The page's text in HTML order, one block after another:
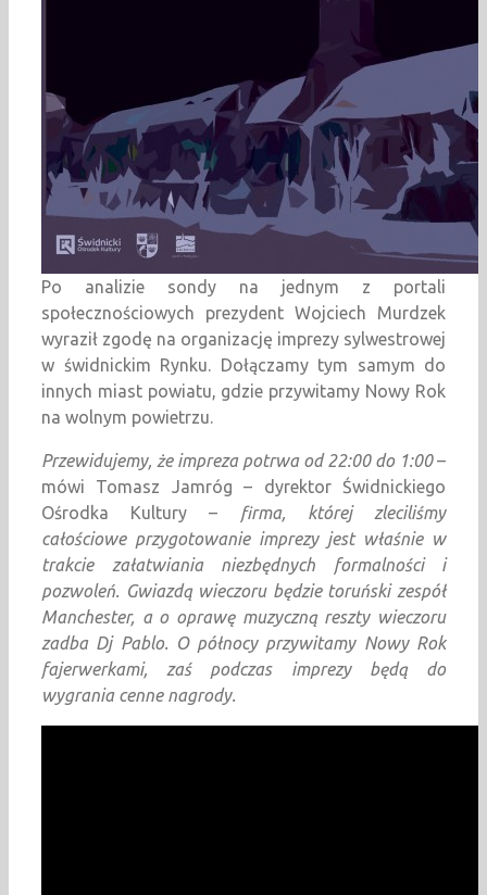
Po analizie sondy na jednym z portali
społecznościowych prezydent Wojciech Murdzek
wyraził zgodę na organizację imprezy sylwestrowej
w świdnickim Rynku. Dołączamy tym samym do
innych miast powiatu, gdzie przywitamy Nowy Rok
na wolnym powietrzu.
Przewidujemy, że impreza potrwa od 22:00 do 1:00–
mówi Tomasz Jamróg – dyrektor Świdnickiego
Ośrodka Kultury – firma, której zleciliśmy
całościowe przygotowanie imprezy jest właśnie w
trakcie załatwiania niezbędnych formalności i
pozwoleń. Gwiazdą wieczoru będzie toruński zespół
Manchester, a o oprawę muzyczną reszty wieczoru
zadba Dj Pablo. O północy przywitamy Nowy Rok
fajerwerkami, zaś podczas imprezy będą do
wygrania cenne nagrody.